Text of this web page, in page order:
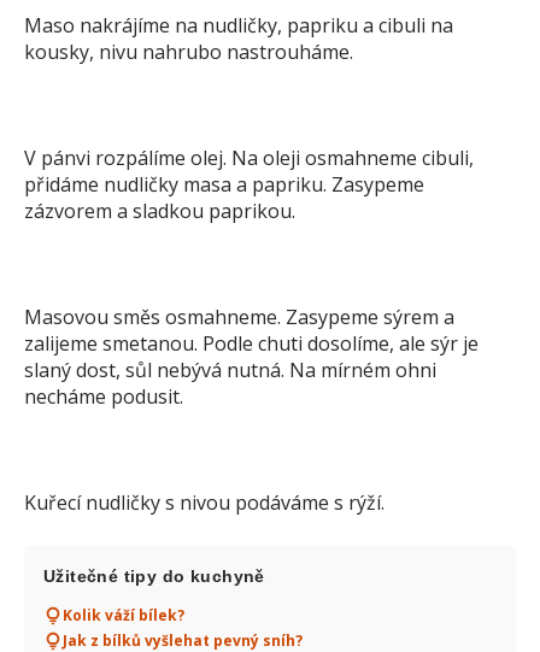
Maso nakrájíme na nudličky, papriku a cibuli na
kousky, nivu nahrubo nastrouháme.
V pánvi rozpálíme olej. Na oleji osmahneme cibuli,
přidáme nudličky masa a papriku. Zasypeme
zázvorem a sladkou paprikou.
Masovou směs osmahneme. Zasypeme sýrem a
zalijeme smetanou. Podle chuti dosolíme, ale sýr je
slaný dost, sůl nebývá nutná. Na mírném ohni
necháme podusit.
Kuřecí nudličky s nivou podáváme s rýží.
Užitečné tipy do kuchyně
Kolik váží bílek?
Jak z bílků vyšlehat pevný sníh?